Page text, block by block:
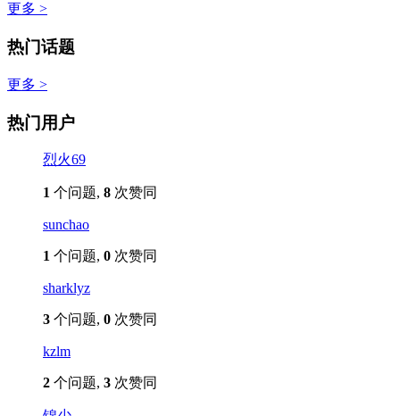
更多 >
热门话题
更多 >
热门用户
烈火69
1 个问题, 8 次赞同
sunchao
1 个问题, 0 次赞同
sharklyz
3 个问题, 0 次赞同
kzlm
2 个问题, 3 次赞同